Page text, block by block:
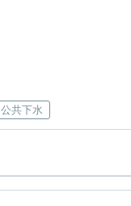
公共下水